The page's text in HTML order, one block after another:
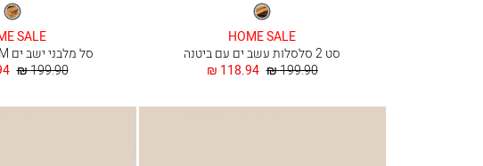
טבעי
HOME SALE
סט 2 סלסלות עשב ים עם ביטנה
החל
118.94 ₪ מחיר
199.90 ₪
טבעי
SALE
סל מלבני ישב ים 40X25X24CM
₪ מחיר
199.90 ₪